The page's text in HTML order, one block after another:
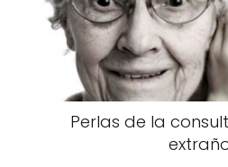
Perlas de la